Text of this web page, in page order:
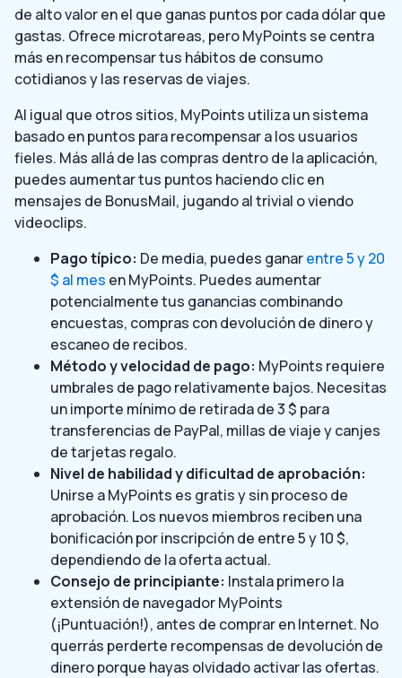
de alto valor en el que ganas puntos por cada dólar que
gastas. Ofrece microtareas, pero MyPoints se centra
más en recompensar tus hábitos de consumo
cotidianos y las reservas de viajes.
Al igual que otros sitios, MyPoints utiliza un sistema
basado en puntos para recompensar a los usuarios
fieles. Más allá de las compras dentro de la aplicación,
puedes aumentar tus puntos haciendo clic en
mensajes de BonusMail, jugando al trivial o viendo
videoclips.
Pago típico: De media, puedes ganarentre 5 y 20
$ al mes en MyPoints. Puedes aumentar
potencialmente tus ganancias combinando
encuestas, compras con devolución de dinero y
escaneo de recibos.
Método y velocidad de pago: MyPoints requiere
umbrales de pago relativamente bajos. Necesitas
un importe mínimo de retirada de 3 $ para
transferencias de PayPal, millas de viaje y canjes
de tarjetas regalo.
Nivel de habilidad y dificultad de aprobación:
Unirse a MyPoints es gratis y sin proceso de
aprobación. Los nuevos miembros reciben una
bonificación por inscripción de entre 5 y 10 $,
dependiendo de la oferta actual.
Consejo de principiante: Instala primero la
extensión de navegador MyPoints
(¡Puntuación!), antes de comprar en Internet. No
querrás perderte recompensas de devolución de
dinero porque hayas olvidado activar las ofertas.